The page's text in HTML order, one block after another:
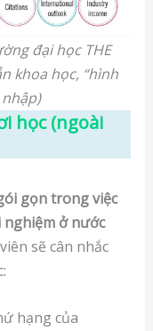
đại học THE
khoa học, “hình
học (ngoài
gọn trong việc
nghiệm ở nước
sẽ cân nhắc
hạng của